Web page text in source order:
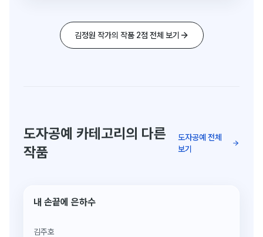
김정원 작가의 작품 2점 전체 보기
도자공예 카테고리의 다른
작품
도자공예 전체
보기
단 1점뿐인 도자
내 손끝에 은하수
김주호